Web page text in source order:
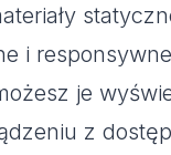
i
je
z